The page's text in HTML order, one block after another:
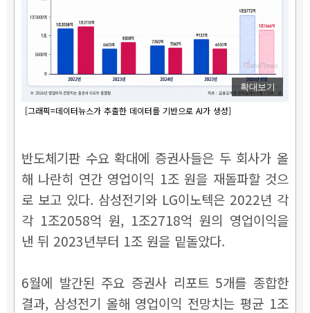
확대보기
[그래픽=데이터뉴스가 추출한 데이터를 기반으로 AI가 생성]
반도체기판 수요 확대에 증권사들은 두 회사가 올
해 나란히 연간 영업이익 1조 원을 재돌파할 것으
로 보고 있다. 삼성전기와 LG이노텍은 2022년 각
각 1조2058억 원, 1조2718억 원의 영업이익을
낸 뒤 2023년부터 1조 원을 밑돌았다.
6월에 발간된 주요 증권사 리포트 5개를 종합한
결과, 삼성전기 올해 영업이익 전망치는 평균 1조